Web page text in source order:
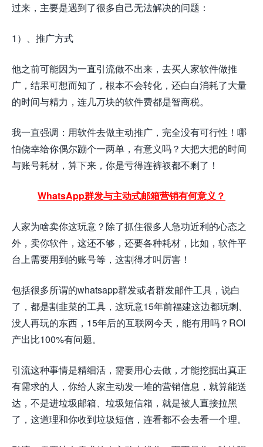
过来，主要是遇到了很多自己无法解决的问题：
1）、推广方式
他之前可能因为一直引流做不出来，去买人家软件做推
广，结果可想而知了，根本不会转化，还白白消耗了大量
的时间与精力，连几万块的软件费都是智商税。
我一直强调：用软件去做主动推广，完全没有可行性！哪
怕侥幸给你偶尔蹦个一两单，有意义吗？大把大把的时间
与账号耗材，算下来，你是亏得连裤衩都不剩了！
WhatsApp群发与主动式邮箱营销有何意义？
人家为啥卖你这玩意？除了抓住很多人急功近利的心态之
外，卖你软件，这还不够，还要各种耗材，比如，软件平
台上需要用到的账号等，这割得才叫厉害！
包括很多所谓的whatsapp群发或者群发邮件工具，说白
了，都是割韭菜的工具，这玩意15年前福建这边都玩剩、
没人再玩的东西，15年后的互联网今天，能有用吗？ROI
产出比100%有问题。
引流这种事情是精细活，需要用心去做，才能挖掘出真正
有需求的人，你给人家主动发一堆的营销信息，就算能送
达，不是进垃圾邮箱、垃圾短信箱，就是被人直接拉黑
了，这道理和你收到垃圾短信，连看都不会去看一个理。